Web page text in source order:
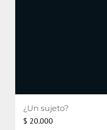
¿Un sujeto?
$ 20.000